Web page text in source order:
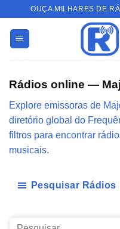
content
OUÇA MILHARES DE
Rádios online —
Explore emissoras de
diretório global do
filtros para encontrar
musicais.
Pesquisar Rádios